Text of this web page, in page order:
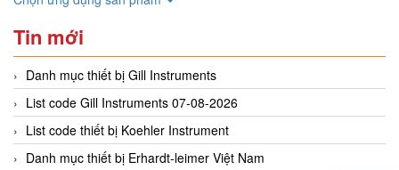
Tin mới
Danh mục thiết bị Gill Instruments
List code Gill Instruments 07-08-2026
List code thiết bị Koehler Instrument
Danh mục thiết bị Erhardt-leimer Việt Nam